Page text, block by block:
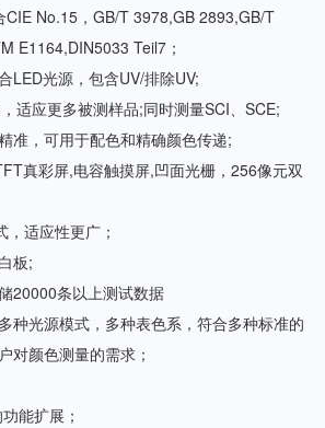
CIE No.15，GB/T 3978,GB 2893,GB/T
E1164,DIN5033 Teil7；
LED光源，包含UV/排除UV;
适应更多被测样品;同时测量SCI、SCE;
准，可用于配色和精确颜色传递;
真彩屏,电容触摸屏,凹面光栅，256像元双
适应性更广；
板;
20000条以上测试数据
种光源模式，多种表色系，符合多种标准的
对颜色测量的需求；
能扩展；